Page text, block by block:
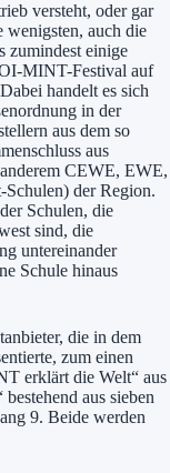
versteht, oder gar
wenigsten, auch die
zumindest einige
MINT-Festival auf
handelt es sich
in der
aus dem so
aus
CEWE, EWE,
der Region.
Schulen, die
sind, die
untereinander
Schule hinaus
die in dem
zum einen
erklärt die Welt“ aus
aus sieben
9. Beide werden